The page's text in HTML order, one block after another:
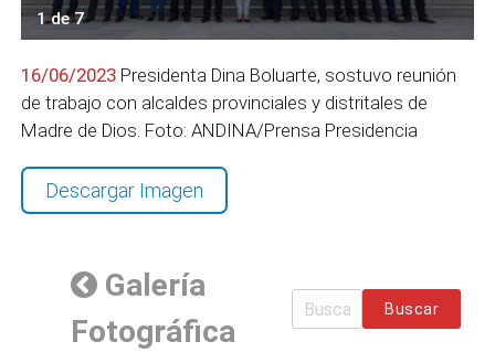
1 de 7
16/06/2023 Presidenta Dina Boluarte, sostuvo reunión
de trabajo con alcaldes provinciales y distritales de
Madre de Dios. Foto: ANDINA/Prensa Presidencia
Descargar Imagen
Galería
Fotográfica
Buscar